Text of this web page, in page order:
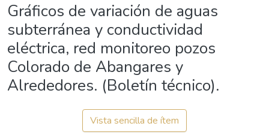
Gráficos de variación de aguas
subterránea y conductividad
eléctrica, red monitoreo pozos
Colorado de Abangares y
Alrededores. (Boletín técnico).
Vista sencilla de ítem